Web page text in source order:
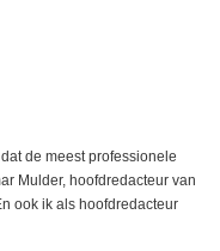
de meest professionele
Mulder, hoofdredacteur van
ook ik als hoofdredacteur